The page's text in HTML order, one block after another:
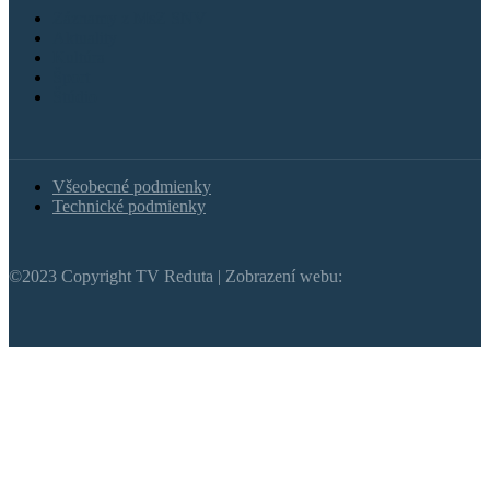
Všeobecné podmienky
Technické podmienky
©2023 Copyright TV Reduta | Zobrazení webu: